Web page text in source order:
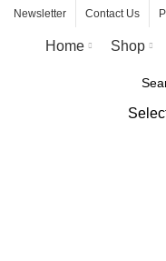
Newsletter Contact Us
Home Shop